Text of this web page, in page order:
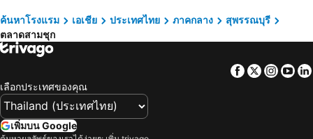
ทองผาภูมิ
ไบเทคบางนา
เยาวราช
สะพานข้ามแม่น้ำแคว
ล่องเรือแม่น้ำเจ้าพระยา และวัดอรุณ
สยามสแควร์
ค้นหาโรงแรม เอเชีย ประเทศไทย ภาคกลาง
สุพรรณบุรี
ตลาดสามชุก
Facebook
Twitter
เลือกประเทศของคุณ
เพิ่มบน Google